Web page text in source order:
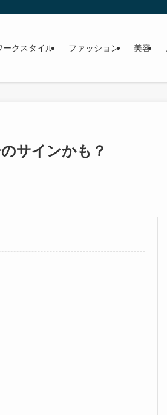
ークスタイル ファッション 美容
サインかも？